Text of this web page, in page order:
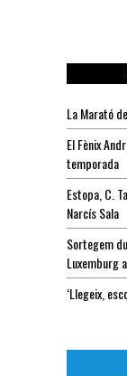
La Marató
El Fènix
temporada
Estopa, C.
Narcís Sala
Sortegem
Luxemburg
‘Llegeix,